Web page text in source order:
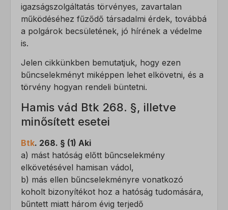
igazságszolgáltatás törvényes, zavartalan
működéséhez fűződő társadalmi érdek, továbbá
a polgárok becsületének, jó hírének a védelme
is.
Jelen cikkünkben bemutatjuk, hogy ezen
bűncselekményt miképpen lehet elkövetni, és a
törvény hogyan rendeli büntetni.
Hamis vád Btk 268. §, illetve
minősített esetei
Btk. 268. § (1) Aki
a) mást hatóság előtt bűncselekmény
elkövetésével hamisan vádol,
b) más ellen bűncselekményre vonatkozó
koholt bizonyítékot hoz a hatóság tudomására,
bűntett miatt három évig terjedő